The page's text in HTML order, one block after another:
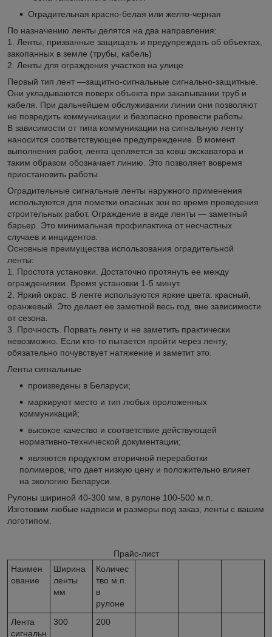
Оградительная красно-белая или желто-черная
По назначению ленты делятся на два направления:
1. Ленты, призванные защищать и предупреждать об объектах,
закопанных в земле (трубы, кабель)
2. Ленты для ограждения участков на улице
Первый тип лент —защитно-сигнальные сигнально-защитные.
Они укладываются поверх объекта при закапывании труб и
кабеля. При дальнейшем обслуживании линии они позволяют
не повредить коммуникации и безопасно провести работы.
В зависимости от типа коммуникации на сигнальную ленту
наносится соответствующее предупреждение. В момент
выполнения работ, лента цепляется за ковш экскаватора и
таким образом обозначает линию. Это позволяет вовремя
приостановить работы.
Оградительные сигнальные ленты наружного применения
используются для пометки опасных зон во время проведения
строительных работ. Ограждение в виде ленты — заметный
барьер. Это минимальная профилактика от несчастных
случаев и инцидентов.
Основные преимущества использования оградительной
ленты:
1. Простота установки. Достаточно протянуть ее между
ограждениями. Время установки 1-5 минут.
2. Яркий окрас. В ленте используются яркие цвета: красный,
оранжевый. Это делает ее заметной весь год, вне зависимости
от сезона.
3. Прочность. Порвать ленту и не заметить практически
невозможно. Если кто-то пытается пройти через ленту,
обязательно почувствует натяжение и заметит это.
Ленты сигнальные
произведены в Беларуси;
маркируют место и тип любых проложенных
коммуникаций;
высокое качество и соответствие действующей
нормативно-технической документации;
являются продуктом вторичной переработки
полимеров, что дает низкую цену и положительно влияет
на экологию Беларуси.
Рулоны шириной 40-300 мм, в рулоне 100-500 м.п.
Изготовим любые надписи и размеры под заказ, ленты с вашим
логотипом.
Прайс-лист
Наимен
ование
Ширина
ленты
мм
Количес
тво м.п.
в
рулоне
Лента
сигнальн
300 200